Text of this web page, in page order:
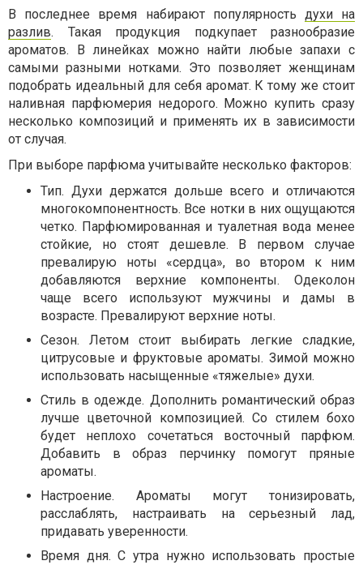
В последнее время набирают популярность духи на
разлив. Такая продукция подкупает разнообразие
ароматов. В линейках можно найти любые запахи с
самыми разными нотками. Это позволяет женщинам
подобрать идеальный для себя аромат. К тому же стоит
наливная парфюмерия недорого. Можно купить сразу
несколько композиций и применять их в зависимости
от случая.
При выборе парфюма учитывайте несколько факторов:
Тип. Духи держатся дольше всего и отличаются
многокомпонентность. Все нотки в них ощущаются
четко. Парфюмированная и туалетная вода менее
стойкие, но стоят дешевле. В первом случае
превалирую ноты «сердца», во втором к ним
добавляются верхние компоненты. Одеколон
чаще всего используют мужчины и дамы в
возрасте. Превалируют верхние ноты.
Сезон. Летом стоит выбирать легкие сладкие,
цитрусовые и фруктовые ароматы. Зимой можно
использовать насыщенные «тяжелые» духи.
Стиль в одежде. Дополнить романтический образ
лучше цветочной композицией. Со стилем бохо
будет неплохо сочетаться восточный парфюм.
Добавить в образ перчинку помогут пряные
ароматы.
Настроение. Ароматы могут тонизировать,
расслаблять, настраивать на серьезный лад,
придавать уверенности.
Время дня. С утра нужно использовать простые